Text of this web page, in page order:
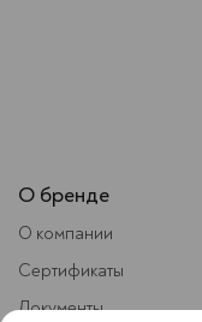
О бренде
О компании
Сертификаты
Документы